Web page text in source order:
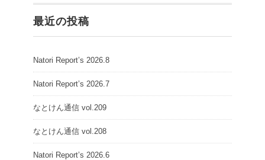
最近の投稿
Natori Report’s 2026.8
Natori Report’s 2026.7
なとけん通信 vol.209
なとけん通信 vol.208
Natori Report’s 2026.6